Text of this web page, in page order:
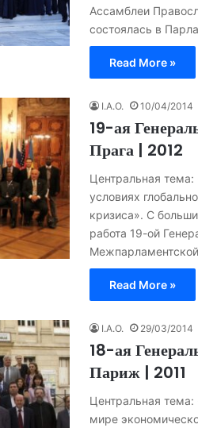
Ассамблеи
состоялась в
Read More »
I.A.O. 10/04/2014
19-ая
Прага | 2012
Центральная
условиях
кризиса». С
работа 19-ой
Read More »
I.A.O. 29/03/2014
18-ая
Париж | 2011
Центральная тема:
мире